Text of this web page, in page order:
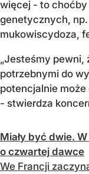
więcej - to
genetycznych,
mukowiscydoza,
„Jesteśmy pewni,
potrzebnymi do
potencjalnie
- stwierdza
Miały być dwie.
o czwartej dawce
We Francji